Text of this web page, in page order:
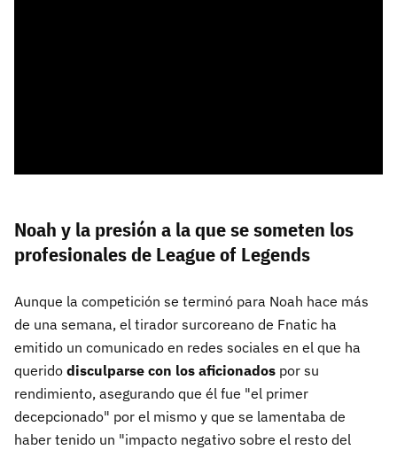
Noah y la presión a la que se someten los
profesionales de League of Legends
Aunque la competición se terminó para Noah hace más
de una semana, el tirador surcoreano de Fnatic ha
emitido un comunicado en redes sociales en el que ha
querido disculparse con los aficionados por su
rendimiento, asegurando que él fue "el primer
decepcionado" por el mismo y que se lamentaba de
haber tenido un "impacto negativo sobre el resto del